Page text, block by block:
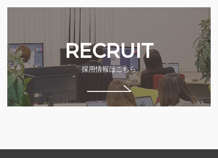
RECRUIT
採用情報はこちら